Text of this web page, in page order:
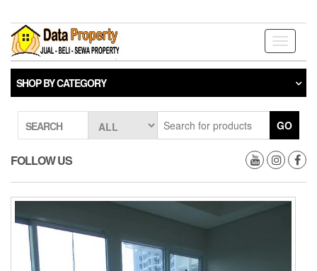
the
content
Toggle
SHOP BY CATEGORY
SEARCH GO
FOLLOW US